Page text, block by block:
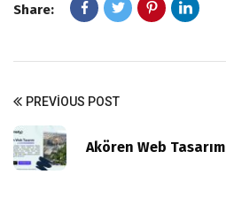
Share:
PREVIOUS POST
Akören Web Tasarım